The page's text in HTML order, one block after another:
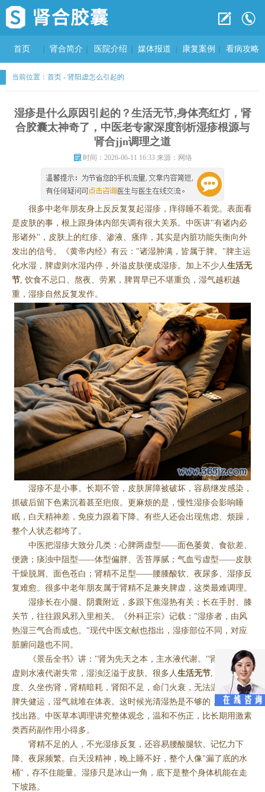
首页 肾合简介 医院介绍 媒体报道 康复案例 看病攻略
当前位置： 首页 - 肾阳虚怎么引起的
湿疹是什么原因引起的？生活无节,身体亮红灯，肾
合胶囊太神奇了，中医老专家深度剖析湿疹根源与
肾合jjn调理之道
时间：2026-06-11 16:33 来源：网络
很多中老年朋友身上反反复复起湿疹，痒得睡不着觉。表面看
是皮肤的事，根上跟身体内部失调有很大关系。中医讲"有诸内必
形诸外"，皮肤上的红疹、渗液、瘙痒，其实是内脏功能失衡向外
发出的信号。《黄帝内经》有云："诸湿肿满，皆属于脾。"脾主运
化水湿，脾虚则水湿内停，外溢皮肤便成湿疹。加上不少人生活无
节, 饮食不忌口、熬夜、劳累，脾胃早已不堪重负，湿气越积越
重，湿疹自然反复发作。
湿疹不是小事。长期不管，皮肤屏障被破坏，容易继发感染，
抓破后留下色素沉着甚至疤痕。更麻烦的是，慢性湿疹会影响睡
眠，白天精神差，免疫力跟着下降。有些人还会出现焦虑、烦躁，
整个人状态都垮了。
中医把湿疹大致分几类：心脾两虚型——面色萎黄、食欲差、
便溏；痰浊中阻型——体型偏胖、舌苔厚腻；气血亏虚型——皮肤
干燥脱屑、面色苍白；肾精不足型——腰膝酸软、夜尿多、湿疹反
复难愈。很多中老年朋友属于肾精不足兼夹脾虚，这类最难调理。
湿疹长在小腿、阴囊附近，多跟下焦湿热有关；长在手肘、膝
关节，往往跟风邪入里相关。《外科正宗》记载："湿疹者，由风
热湿三气合而成也。"现代中医文献也指出，湿疹部位不同，对应
脏腑问题也不同。
《景岳全书》讲："肾为先天之本，主水液代谢。"肾主水，肾
虚则水液代谢失常，湿浊泛溢于皮肤。很多人生活无节, 房劳过
度、久坐伤肾，肾精暗耗，肾阳不足，命门火衰，无法温煦脾土，
脾失健运，湿气就堆在体表。这时候光清湿热是不够的，得从肾上
找出路。中医草本调理讲究整体观念，温和不伤正，比长期用激素
类西药副作用小得多。
肾精不足的人，不光湿疹反复，还容易腰酸腿软、记忆力下
降、夜尿频繁。白天没精神，晚上睡不好，整个人像"漏了底的水
桶"，存不住能量。湿疹只是冰山一角，底下是整个身体机能在走
下坡路。